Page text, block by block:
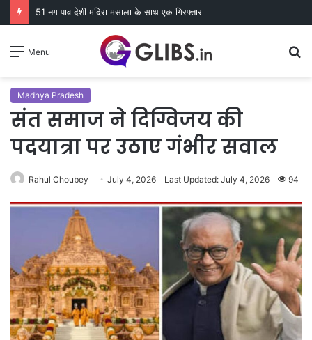
51 नग पाव देशी मदिरा मसाला के साथ एक गिरफ्तार
Menu
Madhya Pradesh
संत समाज ने दिग्विजय की
पदयात्रा पर उठाए गंभीर सवाल
Rahul Choubey July 4, 2026 Last Updated: July 4, 2026 94